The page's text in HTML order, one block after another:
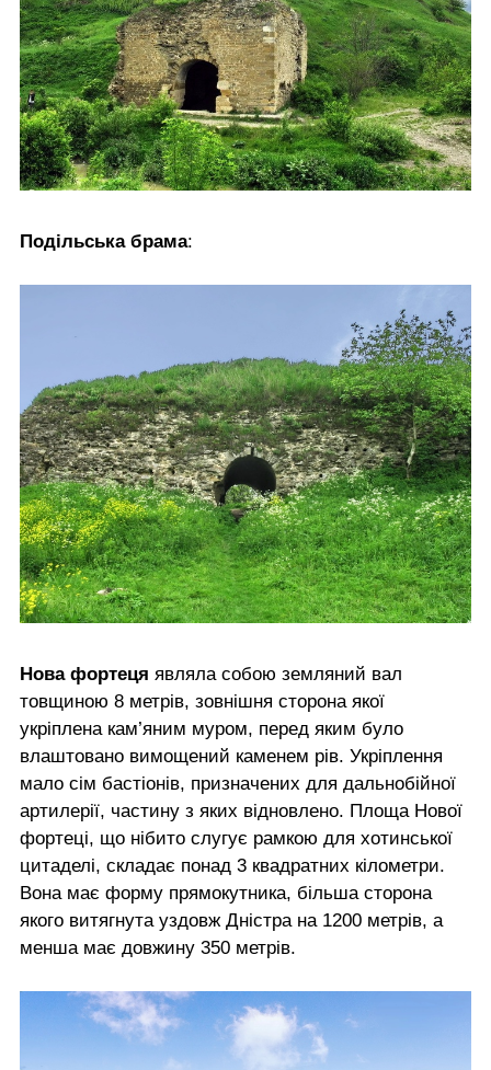
Подільська брама:
Нова фортеця являла собою земляний вал
товщиною 8 метрів, зовнішня сторона якої
укріплена кам’яним муром, перед яким було
влаштовано вимощений каменем рів. Укріплення
мало сім бастіонів, призначених для дальнобійної
артилерії, частину з яких відновлено. Площа Нової
фортеці, що нібито слугує рамкою для хотинської
цитаделі, складає понад 3 квадратних кілометри.
Вона має форму прямокутника, більша сторона
якого витягнута уздовж Дністра на 1200 метрів, а
менша має довжину 350 метрів.